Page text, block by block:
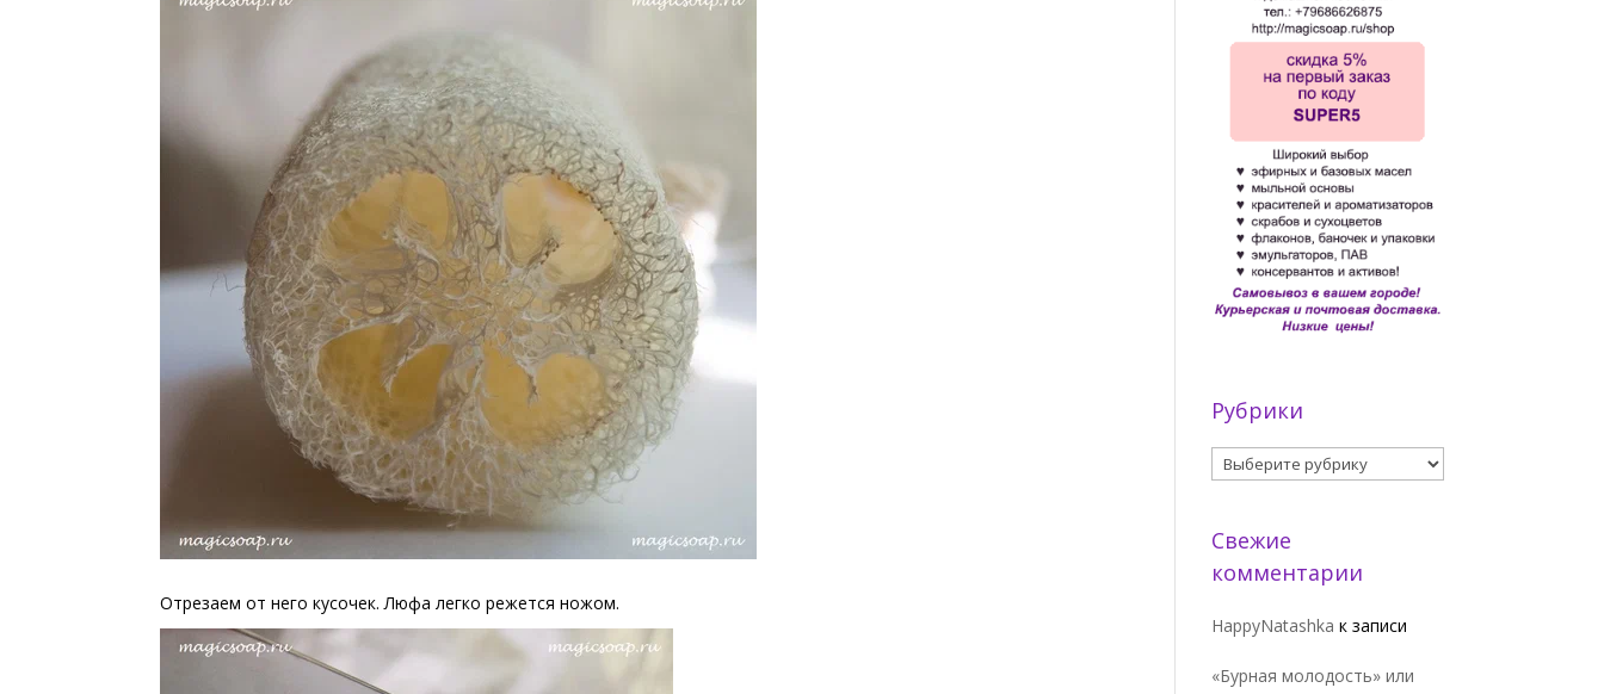
Отрезаем от него кусочек. Люфа легко режется ножом.
Рубрики
Рубрики
Свежие
комментарии
HappyNatashka к записи
«Бурная молодость» или